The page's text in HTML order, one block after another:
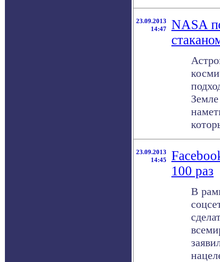
23.09.2013
14:47
NASA
23.09.2013
14:45
100 раз
В